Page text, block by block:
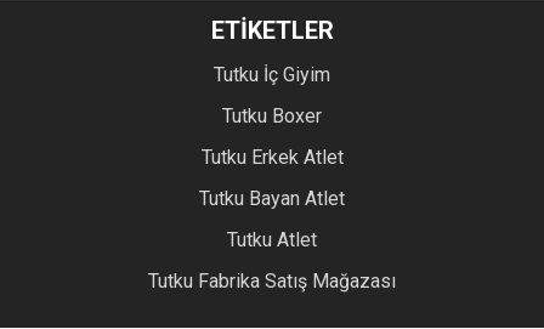
ETİKETLER
Tutku İç Giyim
Tutku Boxer
Tutku Erkek Atlet
Tutku Bayan Atlet
Tutku Atlet
Tutku Fabrika Satış Mağazası